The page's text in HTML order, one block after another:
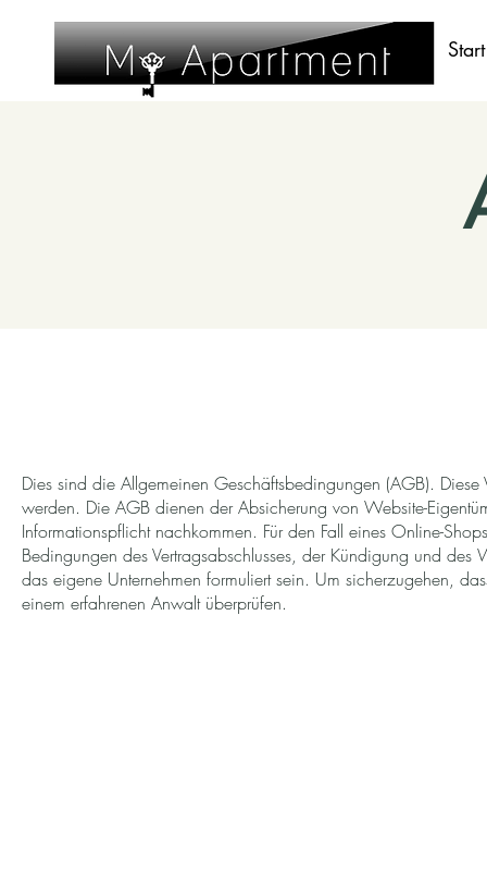
Start
Dies sind die Allgemeinen Geschäftsbedingungen (AGB).
werden. Die AGB dienen der Absicherung von Website-
Informationspflicht nachkommen. Für den Fall eines Online-
Bedingungen des Vertragsabschlusses, der Kündigung und
das eigene Unternehmen formuliert sein. Um sicherzugehen,
einem erfahrenen Anwalt überprüfen.